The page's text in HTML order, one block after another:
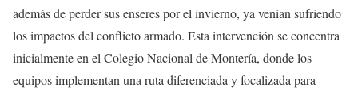
además de perder sus enseres por el invierno, ya venían sufriendo
los impactos del conflicto armado. Esta intervención se concentra
inicialmente en el Colegio Nacional de Montería, donde los
equipos implementan una ruta diferenciada y focalizada para